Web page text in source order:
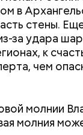
качелях и
какие
в
стены.
за удара
к
чем
молнии
молния